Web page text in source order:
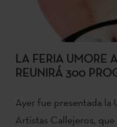
LA FERIA UMORE
REUNIRÁ 300
Ayer fue presentada la
Artistas Callejeros,